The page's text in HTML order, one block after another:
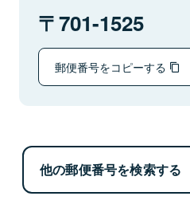
701-1525
郵便番号をコピーする
他の郵便番号を検索する